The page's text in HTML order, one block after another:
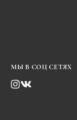
МЫ В СОЦ СЕТЯХ